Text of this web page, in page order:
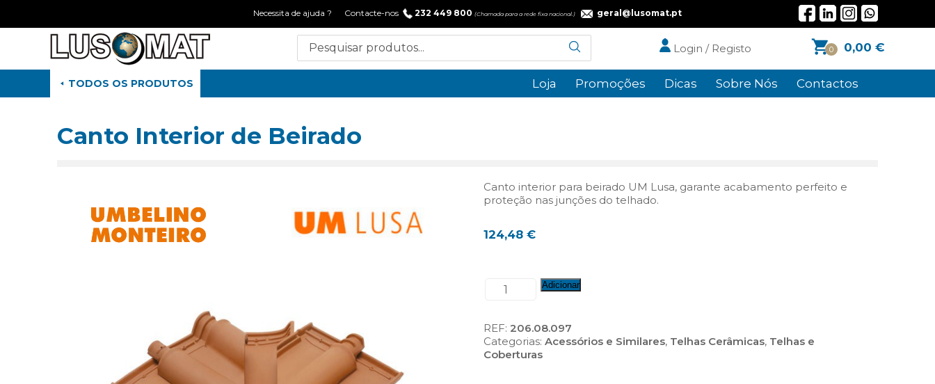
Necessita de ajuda ? Contacte-nos 232 449 800 (Chamada para a rede fixa nacional.) geral@lusomat.pt
0 0,00 €
Login / Registo
TODOS OS PRODUTOS Loja Promoções Dicas Sobre Nós Contactos
Canto Interior de Beirado
Canto interior para beirado UM Lusa, garante acabamento perfeito e
proteção nas junções do telhado.
124,48€
Quantidade
Interior
de
Beirado
Adicionar
REF: 206.08.097
Categorias:Acessórios e Similares, Telhas Cerâmicas, Telhas e
Coberturas